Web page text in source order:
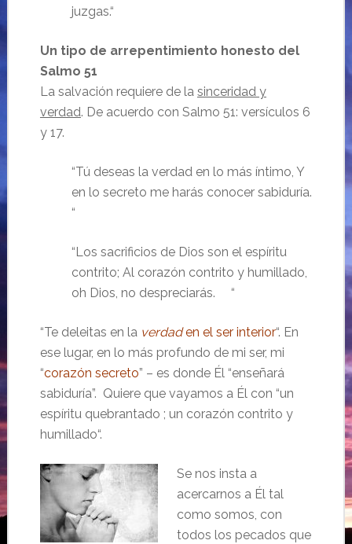
juzgas.“
Un tipo de arrepentimiento honesto del
Salmo 51
La salvación requiere de la sinceridad y
verdad. De acuerdo con Salmo 51: versículos 6
y 17.
“Tú deseas la verdad en lo más íntimo, Y
en lo secreto me harás conocer sabiduría.
“
“Los sacrificios de Dios son el espíritu
contrito; Al corazón contrito y humillado,
oh Dios, no despreciarás. “
“Te deleitas en la verdaden el ser interior“. En
ese lugar, en lo más profundo de mi ser, mi
“corazón secreto” – es donde Él “enseñará
sabiduría”. Quiere que vayamos a Él con “un
espíritu quebrantado ; un corazón contrito y
humillado“.
Se nos insta a
acercarnos a Él tal
como somos, con
todos los pecados que